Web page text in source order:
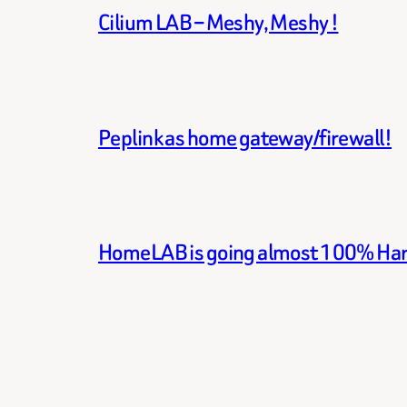
Cilium LAB – Meshy, Meshy !
Peplink as home gateway/firewall!
HomeLAB is going almost 100%